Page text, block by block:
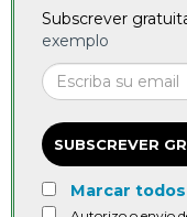
Subscrever
exemplo
SUBSCREVER
Marcar todos